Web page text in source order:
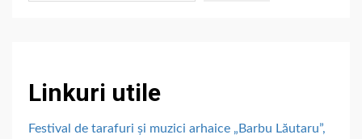
Linkuri utile
Festival de tarafuri și muzici arhaice „Barbu Lăutaru”,